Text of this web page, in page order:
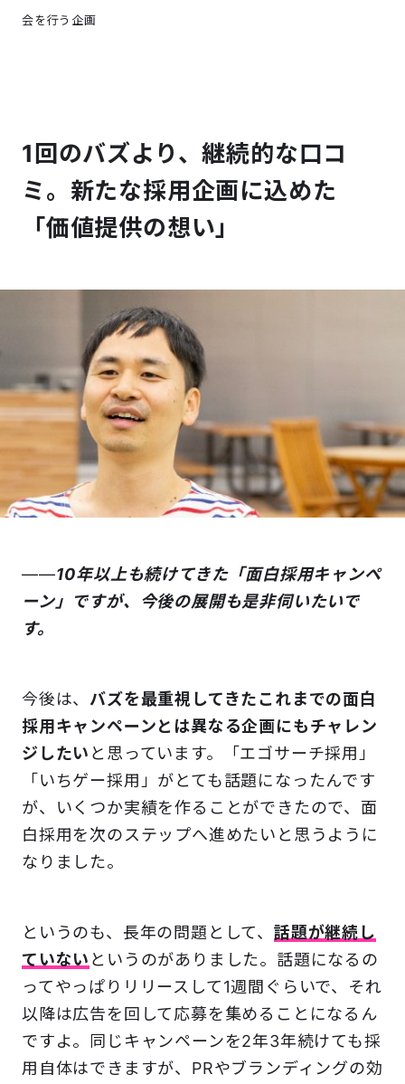
会を行う企画
1回のバズより、継続的な口コ
ミ。新たな採用企画に込めた
「価値提供の想い」
――10年以上も続けてきた「面白採用キャンペ
ーン」ですが、今後の展開も是非伺いたいで
す。
今後は、 バズを最重視してきたこれまでの面白
採用キャンペーンとは異なる企画にもチャレン
ジしたい と思っています。「エゴサーチ採用」
「いちゲー採用」がとても話題になったんです
が、いくつか実績を作ることができたので、面
白採用を次のステップへ進めたいと思うように
なりました。
というのも、長年の問題として、 話題が継続し
ていない というのがありました。話題になるの
ってやっぱりリリースして1週間ぐらいで、 それ
以降は広告を回して応募を集めることになるん
ですよ。
同じキャンペーンを2年3年続けても採
用自体はできますが、 PRやブランディングの効